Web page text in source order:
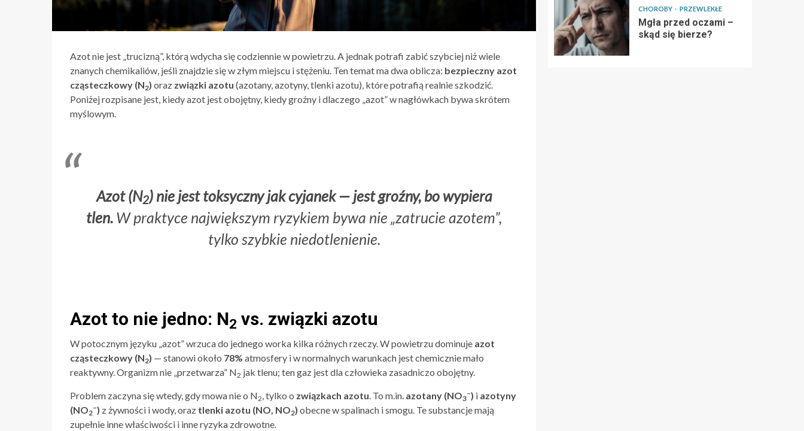
Azot nie jest „trucizną”, którą wdycha się codziennie w powietrzu. A jednak potrafi zabić szybciej niż wiele
znanych chemikaliów, jeśli znajdzie się w złym miejscu i stężeniu. Ten temat ma dwa oblicza: bezpieczny azot
cząsteczkowy (N2) oraz związki azotu (azotany, azotyny, tlenki azotu), które potrafią realnie szkodzić.
Poniżej rozpisane jest, kiedy azot jest obojętny, kiedy groźny i dlaczego „azot” w nagłówkach bywa skrótem
myślowym.
Azot (N2) nie jest toksyczny jak cyjanek — jest groźny, bo wypiera
tlen. W praktyce największym ryzykiem bywa nie „zatrucie azotem”,
tylko szybkie niedotlenienie.
Azot to nie jedno: N2 vs. związki azotu
W potocznym języku „azot” wrzuca do jednego worka kilka różnych rzeczy. W powietrzu dominuje azot
cząsteczkowy (N2) — stanowi około 78% atmosfery i w normalnych warunkach jest chemicznie mało
reaktywny. Organizm nie „przetwarza” N2 jak tlenu; ten gaz jest dla człowieka zasadniczo obojętny.
Problem zaczyna się wtedy, gdy mowa nie o N2, tylko o związkach azotu. To m.in. azotany (NO3
–) i azotyny
(NO2
–) z żywności i wody, oraz tlenki azotu (NO, NO2) obecne w spalinach i smogu. Te substancje mają
zupełnie inne właściwości i inne ryzyka zdrowotne.
CHOROBY PRZEWLEKŁE
Mgła przed oczami –
skąd się bierze?